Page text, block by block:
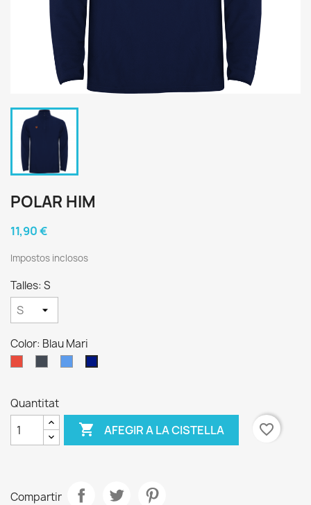
POLAR HIM
11,90 €
Impostos inclosos
Talles: S
Color: Blau Mari
Quantitat
 AFEGIR A LA CISTELLA favorite_border
Compartir